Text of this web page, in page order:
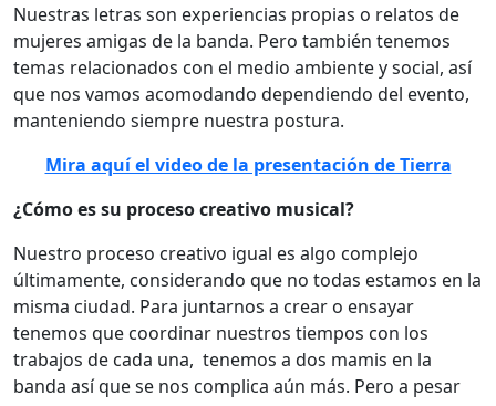
Nuestras letras son experiencias propias o relatos de
mujeres amigas de la banda. Pero también tenemos
temas relacionados con el medio ambiente y social, así
que nos vamos acomodando dependiendo del evento,
manteniendo siempre nuestra postura.
Mira aquí el video de la presentación de Tierra
¿Cómo es su proceso creativo musical?
Nuestro proceso creativo igual es algo complejo
últimamente, considerando que no todas estamos en la
misma ciudad. Para juntarnos a crear o ensayar
tenemos que coordinar nuestros tiempos con los
trabajos de cada una, tenemos a dos mamis en la
banda así que se nos complica aún más. Pero a pesar